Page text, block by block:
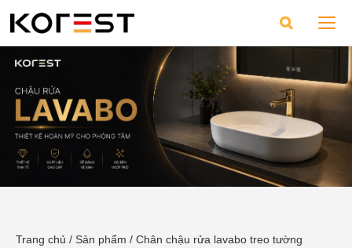
Trang chủ / Sản phẩm / Chân chậu rửa lavabo treo tường